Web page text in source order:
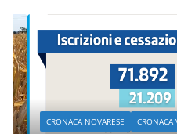
CRONACA NOVARESE CRONACA VCO